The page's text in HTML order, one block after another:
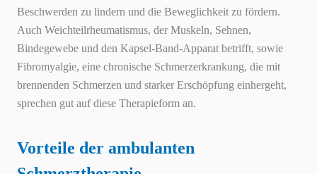
Beschwerden zu lindern und die Beweglichkeit zu fördern.
Auch Weichteilrheumatismus, der Muskeln, Sehnen,
Bindegewebe und den Kapsel-Band-Apparat betrifft, sowie
Fibromyalgie, eine chronische Schmerzerkrankung, die mit
brennenden Schmerzen und starker Erschöpfung einhergeht,
sprechen gut auf diese Therapieform an.
Vorteile der ambulanten